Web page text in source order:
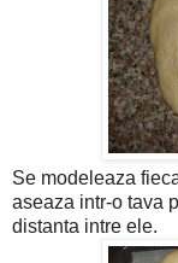
Se modeleaza
aseaza intr-o tava
distanta intre ele.